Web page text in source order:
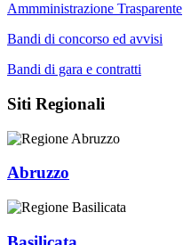
Ammministrazione Trasparente
Bandi di concorso ed avvisi
Bandi di gara e contratti
Siti Regionali
Abruzzo